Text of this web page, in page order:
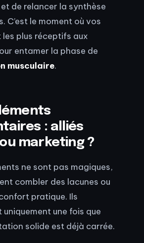
de relancer la synthèse
C’est le moment où vos
les plus réceptifs aux
entamer la phase de
musculaire.
: alliés
marketing ?
ne sont pas magiques,
combler des lacunes ou
pratique. Ils
une fois que
solide est déjà carrée.